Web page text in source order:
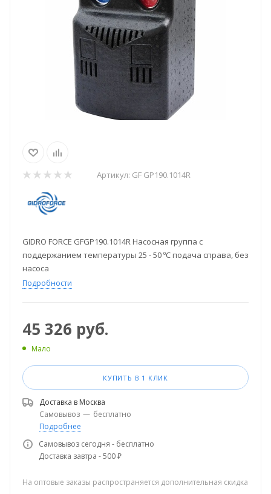
Артикул: GF GP190.1014R
GIDRO FORCE GFGP190.1014R Насосная группа с
поддержанием температуры 25 - 50 ºС подача справа, без
насоса
Подробности
45 326 руб.
Мало
КУПИТЬ В 1 КЛИК
Доставка в Москва
Самовывоз — бесплатно
Подробнее
Самовывоз сегодня - бесплатно
Доставка завтра - 500 ₽
На оптовые заказы распространяется дополнительная скидка